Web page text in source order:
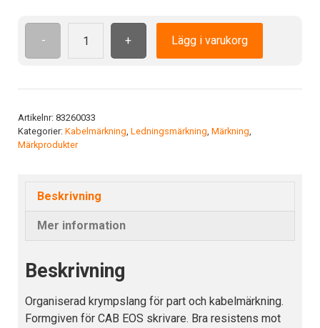
- + Lägg i varukorg
Artikelnr: 83260033
Kategorier: Kabelmärkning, Ledningsmärkning, Märkning,
Märkprodukter
Beskrivning
Mer information
Beskrivning
Organiserad krympslang för part och kabelmärkning.
Formgiven för CAB EOS skrivare. Bra resistens mot